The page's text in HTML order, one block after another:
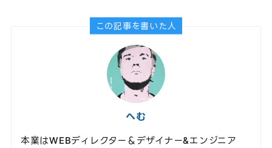
この記事を書いた人
へむ
本業はWEBディレクター＆デザイナー&エンジニア